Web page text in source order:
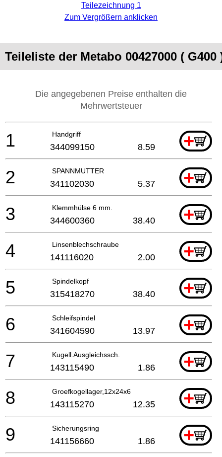
Teilezeichnung 1
Zum Vergrößern anklicken
Teileliste der Metabo 00427000 ( G400
Die angegebenen Preise enthalten die
Mehrwertsteuer
Handgriff +
1 344099150 8.59
SPANNMUTTER +
2 341102030 5.37
Klemmhülse 6 mm. +
3 344600360 38.40
Linsenblechschraube +
4 141116020 2.00
Spindelkopf +
5 315418270 38.40
Schleifspindel +
6 341604590 13.97
Kugell.Ausgleichssch. +
7 143115490 1.86
Groefkogellager,12x24x6 +
8 143115270 12.35
Sicherungsring +
9 141156660 1.86